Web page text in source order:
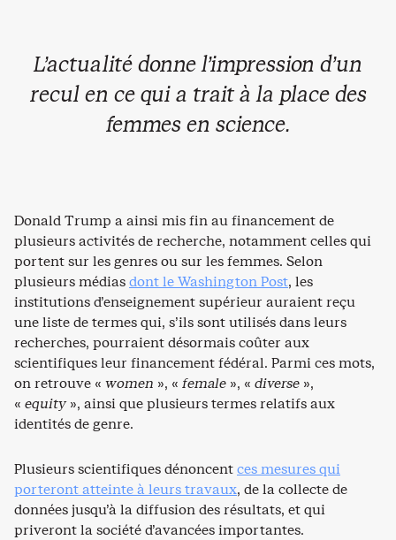
L’actualité donne l’impression d’un
recul en ce qui a trait à la place des
femmes en science.
Donald Trump a ainsi mis fin au financement de
plusieurs activités de recherche, notamment celles qui
portent sur les genres ou sur les femmes. Selon
plusieurs médiasdont le Washington Post, les
institutions d’enseignement supérieur auraient reçu
une liste de termes qui, s’ils sont utilisés dans leurs
recherches, pourraient désormais coûter aux
scientifiques leur financement fédéral. Parmi ces mots,
on retrouve « women », « female », « diverse »,
« equity», ainsi que plusieurs termes relatifs aux
identités de genre.
Plusieurs scientifiques dénoncentces mesures qui
porteront atteinte à leurs travaux, de la collecte de
données jusqu’à la diffusion des résultats, et qui
priveront la société d’avancées importantes.